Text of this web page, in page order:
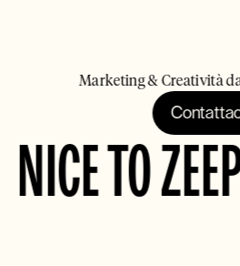
Marketing & Creatività
NICE TO